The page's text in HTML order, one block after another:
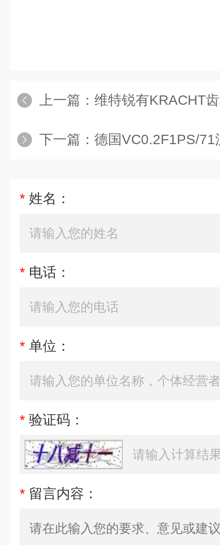
上一篇： 维特锐有KRACHT
下一篇： 德国VC0.2F1PS/71流
* 姓名：
* 电话：
* 单位：
* 验证码：
* 留言内容：